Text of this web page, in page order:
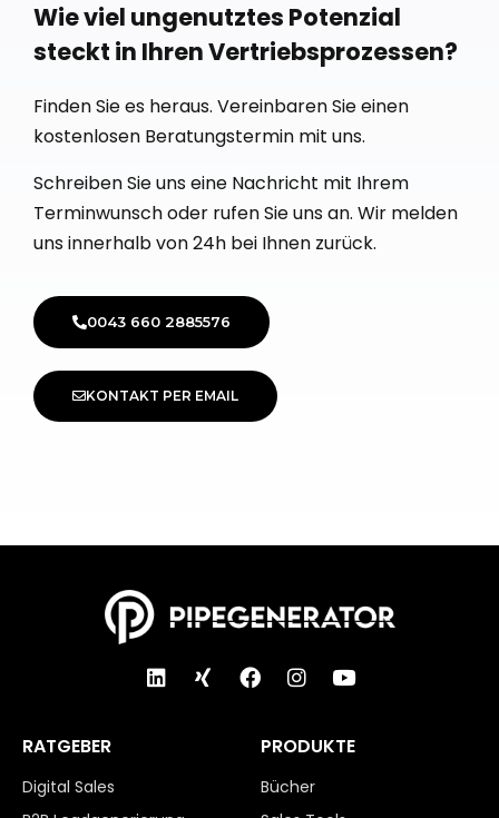
Wie viel ungenutztes Potenzial
steckt in Ihren Vertriebsprozessen? ​
Finden Sie es heraus. Vereinbaren Sie einen
kostenlosen Beratungstermin mit uns.
Schreiben Sie uns eine Nachricht mit Ihrem
Terminwunsch oder rufen Sie uns an. Wir melden
uns innerhalb von 24h bei Ihnen zurück.
0043 660 2885576
KONTAKT PER EMAIL
RATGEBER
Digital Sales
PRODUKTE
Bücher